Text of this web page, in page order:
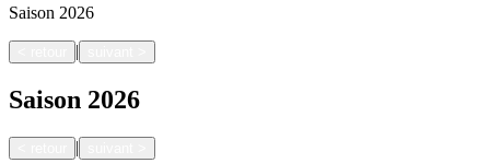
Saison 2026
|
Saison 2026
|